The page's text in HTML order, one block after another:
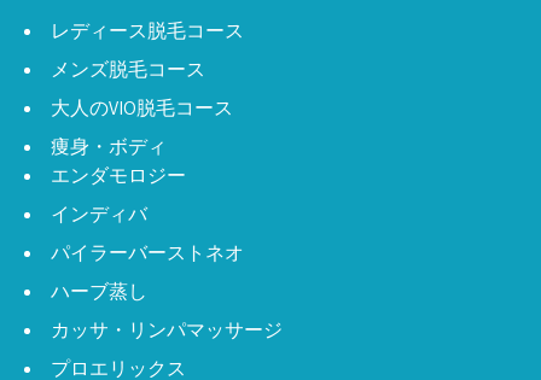
レディース脱毛コース
メンズ脱毛コース
大人のVIO脱毛コース
痩身・ボディ
エンダモロジー
インディバ
パイラーバーストネオ
ハーブ蒸し
カッサ・リンパマッサージ
プロエリックス